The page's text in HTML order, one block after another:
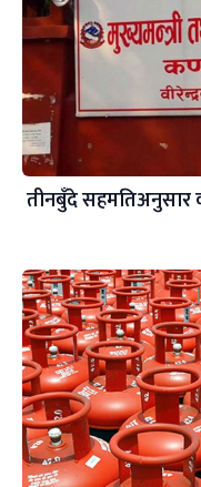
तीनबुँदे सहमतिअनुसार